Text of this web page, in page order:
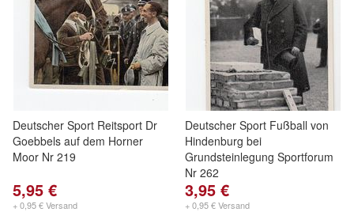
Deutscher Sport Reitsport Dr
Goebbels auf dem Horner
Moor Nr 219
5,95 €
+ 0,95 € Versand
Deutscher Sport Fußball von
Hindenburg bei
Grundsteinlegung Sportforum
Nr 262
3,95 €
+ 0,95 € Versand